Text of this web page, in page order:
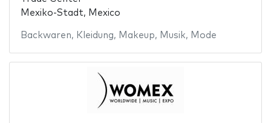
Mexiko-Stadt, Mexico
Backwaren, Kleidung, Makeup, Musik, Mode